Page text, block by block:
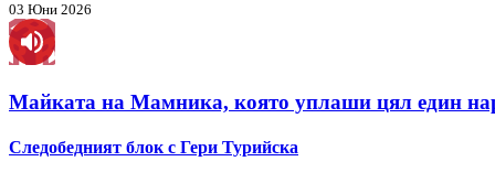
03 Юни 2026
Майката на Мамника, която уплаши цял един
Следобедният блок с Гери Турийска